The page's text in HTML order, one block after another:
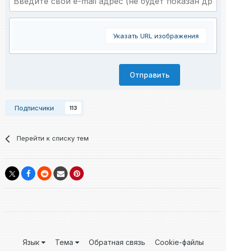
Указать URL изображения
Отправить
Подписчики 113
Перейти к списку тем
Язык Тема Обратная связь Cookie-файлы